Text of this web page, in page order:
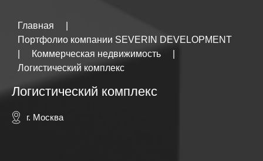
Главная
Портфолио компании SEVERIN DEVELOPMENT
Коммерческая недвижимость
Логистический комплекс
Логистический комплекс
г. Москва